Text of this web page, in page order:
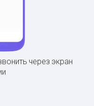
через экран